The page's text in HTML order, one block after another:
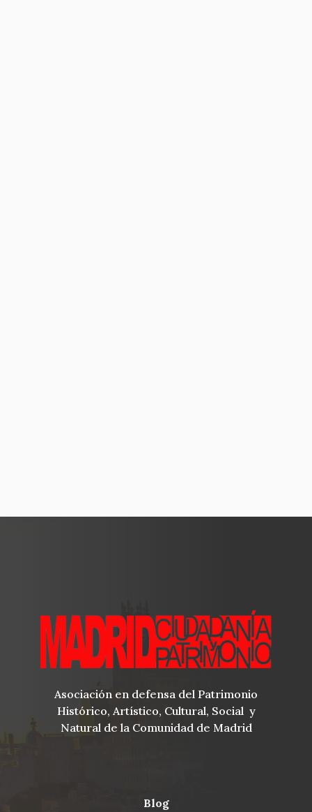
Asociación en defensa del Patrimonio
Histórico, Artístico, Cultural, Social y
Natural de la Comunidad de Madrid
blog